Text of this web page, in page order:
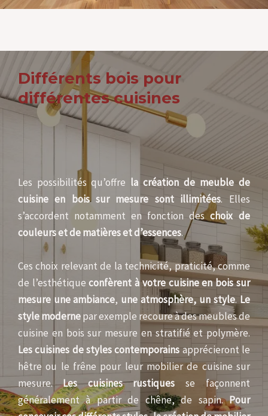
Différents bois pour
différentes cuisines
Les possibilités qu’offre la création de meuble de
cuisine en bois sur mesure sont illimitées. Elles
s’accordent notamment en fonction des choix de
couleurs et de matières et d’essences.
Ces choix relevant de la technicité, praticité, comme
de l’esthétique confèrent à votre cuisine en bois sur
mesure une ambiance, une atmosphère, un style. Le
style modernepar exemple recoure à des meubles de
cuisine en bois sur mesure en stratifié et polymère.
Les cuisines de styles contemporains apprécieront le
hêtre ou le frêne pour leur mobilier de cuisine sur
mesure.Les cuisines rustiques se façonnent
généralement à partir de chêne, de sapin.Pour